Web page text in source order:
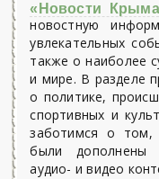
«Новости
новостную
увлекательных
также о наиболее
и мире. В разделе
о политике,
спортивных и
заботимся о
были дополнены
аудио- и видео